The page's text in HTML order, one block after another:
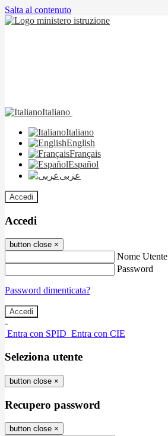
Salta al contenuto
Italiano
Italiano
English
Français
Español
عربى
Accedi
Accedi
button close ×
Nome Utente
Password
Password dimenticata?
-
Entra con SPID Entra con CIE
Seleziona utente
button close ×
Recupero password
button close ×